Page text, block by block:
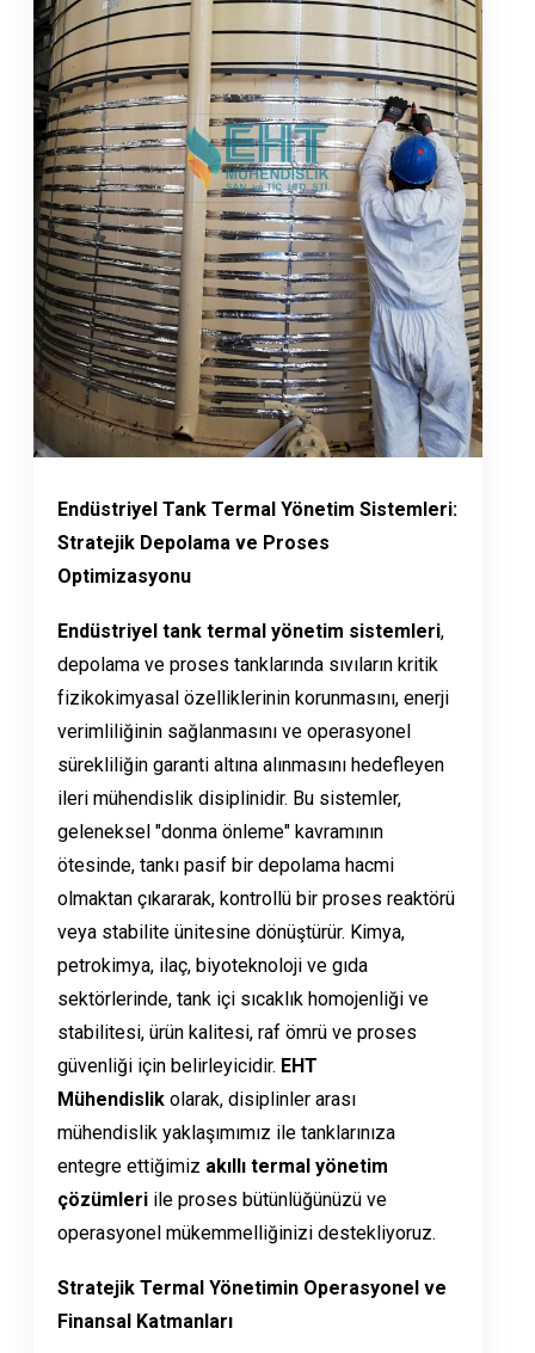
Endüstriyel Tank Termal Yönetim Sistemleri:
Stratejik Depolama ve Proses
Optimizasyonu
Endüstriyel tank termal yönetim sistemleri,
depolama ve proses tanklarında sıvıların kritik
fizikokimyasal özelliklerinin korunmasını, enerji
verimliliğinin sağlanmasını ve operasyonel
sürekliliğin garanti altına alınmasını hedefleyen
ileri mühendislik disiplinidir. Bu sistemler,
geleneksel "donma önleme" kavramının
ötesinde, tankı pasif bir depolama hacmi
olmaktan çıkararak, kontrollü bir proses reaktörü
veya stabilite ünitesine dönüştürür. Kimya,
petrokimya, ilaç, biyoteknoloji ve gıda
sektörlerinde, tank içi sıcaklık homojenliği ve
stabilitesi, ürün kalitesi, raf ömrü ve proses
güvenliği için belirleyicidir. EHT
Mühendislik olarak, disiplinler arası
mühendislik yaklaşımımız ile tanklarınıza
entegre ettiğimiz akıllı termal yönetim
çözümleri ile proses bütünlüğünüzü ve
operasyonel mükemmelliğinizi destekliyoruz.
Stratejik Termal Yönetimin Operasyonel ve
Finansal Katmanları